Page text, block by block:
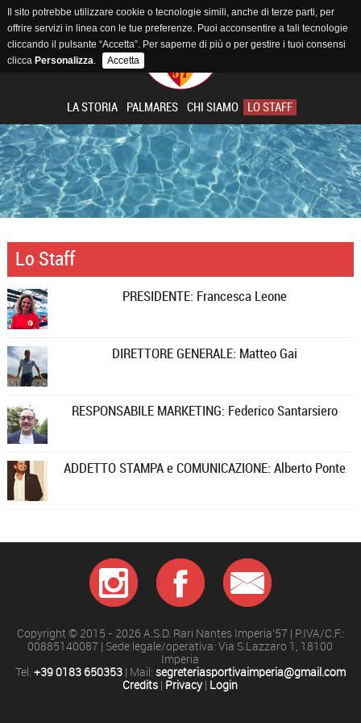
LA STORIA PALMARES CHI SIAMO LO STAFF
Lo Staff
PRESIDENTE: Francesca Leone
DIRETTORE GENERALE: Matteo Gai
RESPONSABILE MARKETING: Federico Santarsiero
ADDETTO STAMPA e COMUNICAZIONE: Alberto Ponte
Copyright © 2015 - 2026 A.S.D. Rari Nantes Imperia'57 | P.IVA/C.F.:
00885140087 | Sede legale/operativa: Via S.Lazzaro 1, 18100
Imperia
Tel. +39 0183 650353| Mail: segreteriasportivaimperia@gmail.com
Credits | Privacy| Login
Il sito potrebbe utilizzare cookie o tecnologie simili, anche di terze parti, per
offrire servizi in linea con le tue preferenze. Puoi acconsentire a tali tecnologie
cliccando il pulsante “Accetta”. Per saperne di più o per gestire i tuoi consensi
clicca Personalizza. Accetta